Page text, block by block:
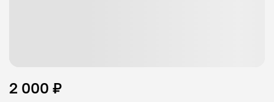
2 000 ₽